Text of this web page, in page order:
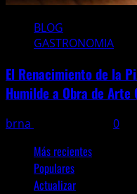
BLOG
GASTRONOMIA
El Renacimiento de la
Humilde a Obra de Arte
brna 0
Más recientes
Populares
Actualizar